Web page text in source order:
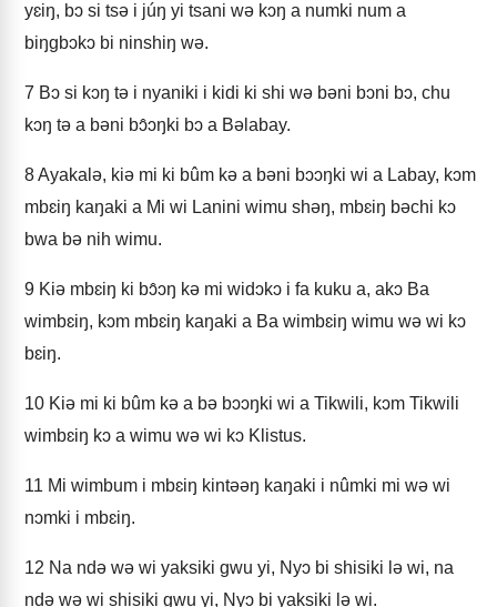
yɛiŋ, bɔ si tsə i júŋ yi tsani wə kɔŋ a numki num a
biŋgbɔkɔ bi ninshiŋ wə.
7 Bɔ si kɔŋ tə i nyaniki i kidi ki shi wə bəni bɔni bɔ, chu
kɔŋ tə a bəni bɔ̂ɔŋki bɔ a Bəlabay.
8Ayakalə, kiə mi ki bûm kə a bəni bɔɔŋki wi a Labay, kɔm
mbɛiŋ kaŋaki a Mi wi Lanini wimu shəŋ, mbɛiŋ bəchi kɔ
bwa bə nih wimu.
9 Kiə mbɛiŋ ki bɔ̂ɔŋ kə mi widɔkɔ i fa kuku a, akɔ Ba
wimbɛiŋ, kɔm mbɛiŋ kaŋaki a Ba wimbɛiŋ wimu wə wi kɔ
bɛiŋ.
10 Kiə mi ki bûm kə a bə bɔɔŋki wi a Tikwili, kɔm Tikwili
wimbɛiŋ kɔ a wimu wə wi kɔ Klistus.
11 Mi wimbum i mbɛiŋ kintəəŋ kaŋaki i nûmki mi wə wi
nɔmki i mbɛiŋ.
12 Na ndə wə wi yaksiki gwu yi, Nyɔ bi shisiki lə wi, na
ndə wə wi shisiki gwu yi, Nyɔ bi yaksiki lə wi.